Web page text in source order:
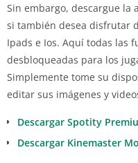
Sin embargo, descargue la
si también desea disfrutar
Ipads e Ios. Aquí todas las
desbloqueadas para los
Simplemente tome su
editar sus imágenes y
Descargar Spotity
Descargar Kinemaster